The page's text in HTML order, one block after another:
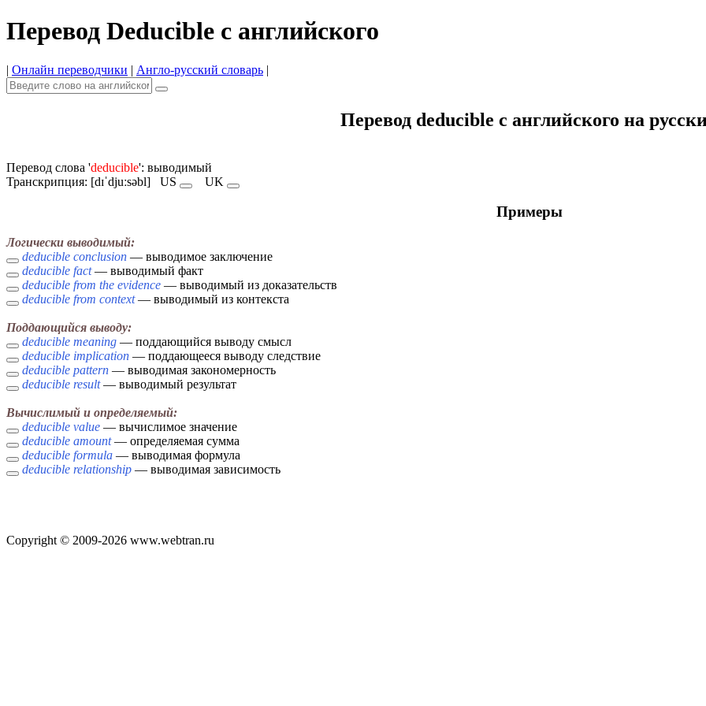
Перевод Deducible с английского
| Онлайн переводчики | Англо-русский словарь |
Перевод deducible с английского на
Перевод слова 'deducible': выводимый
Транскрипция: [dɪˈdjuːsəbl] US UK
Примеры
Логически выводимый:
deducible conclusion — выводимое заключение
deducible fact— выводимый факт
deducible from the evidence — выводимый из доказательств
deducible from context— выводимый из контекста
Поддающийся выводу:
deducible meaning — поддающийся выводу смысл
deducible implication — поддающееся выводу следствие
deducible pattern — выводимая закономерность
deducible result— выводимый результат
Вычислимый и определяемый:
deducible value — вычислимое значение
deducible amount— определяемая сумма
deducible formula — выводимая формула
deducible relationship — выводимая зависимость
Copyright © 2009-2026 www.webtran.ru